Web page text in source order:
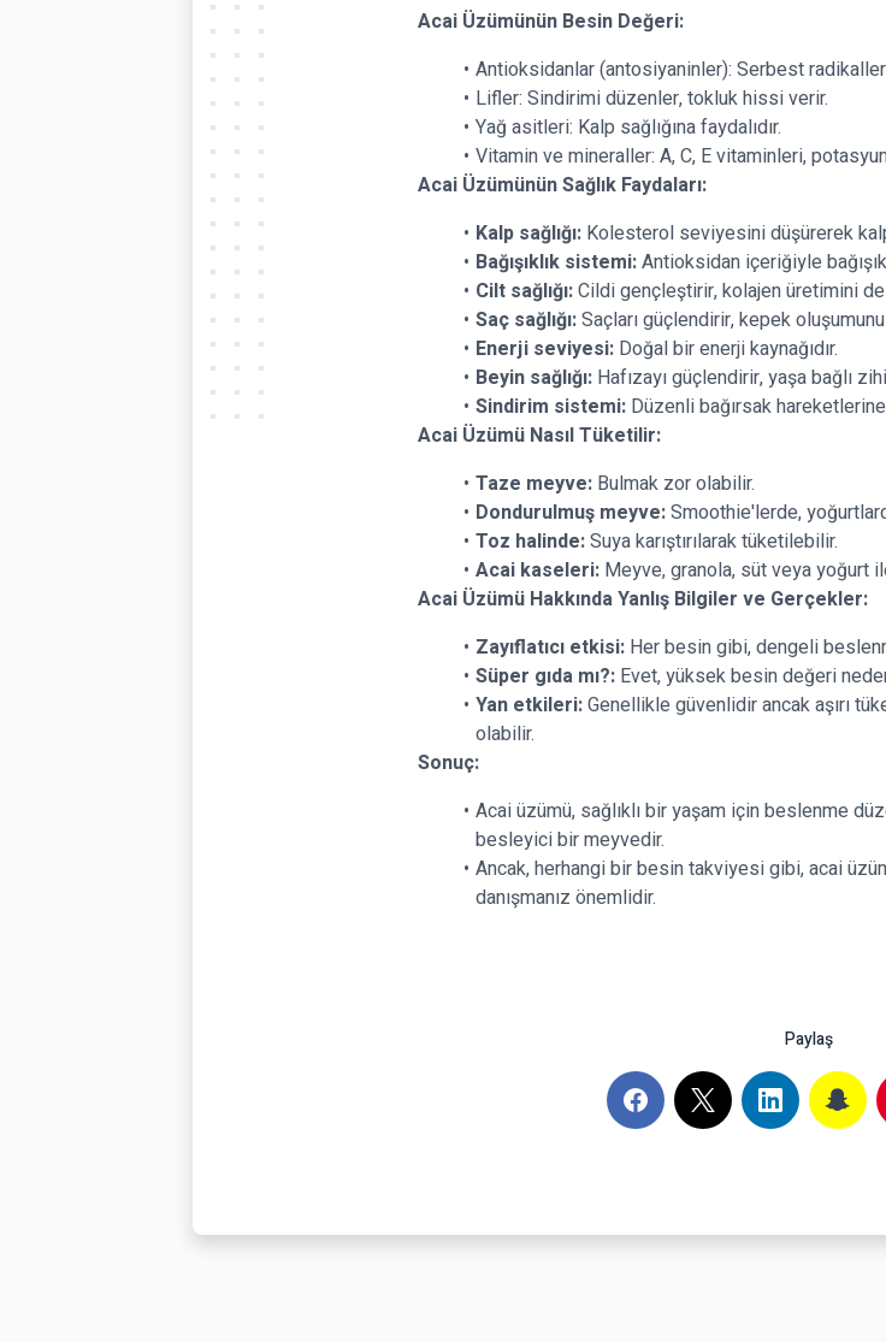
Acai Üzümünün Besin Değeri:
Antioksidanlar (antosiyaninler): Serbest
Lifler: Sindirimi düzenler, tokluk hissi verir.
Yağ asitleri: Kalp sağlığına faydalıdır.
Vitamin ve mineraller: A, C, E vitaminleri,
Acai Üzümünün Sağlık Faydaları:
Kalp sağlığı:Kolesterol seviyesini düşürerek
Bağışıklık sistemi:Antioksidan içeriğiyle
Cilt sağlığı:Cildi gençleştirir, kolajen üretimini
Saç sağlığı:Saçları güçlendirir, kepek
Enerji seviyesi:Doğal bir enerji kaynağıdır.
Beyin sağlığı:Hafızayı güçlendirir, yaşa bağlı
Sindirim sistemi:Düzenli bağırsak hareketlerine
Acai Üzümü Nasıl Tüketilir:
Taze meyve:Bulmak zor olabilir.
Dondurulmuş meyve:Smoothie'lerde,
Toz halinde:Suya karıştırılarak tüketilebilir.
Acai kaseleri:Meyve, granola, süt veya yoğurt
Acai Üzümü Hakkında Yanlış Bilgiler ve Gerçekler:
Zayıflatıcı etkisi:Her besin gibi, dengeli
Süper gıda mı?:Evet, yüksek besin değeri
Yan etkileri:Genellikle güvenlidir ancak aşırı
olabilir.
Sonuç:
Acai üzümü, sağlıklı bir yaşam için beslenme
besleyici bir meyvedir.
Ancak, herhangi bir besin takviyesi gibi, acai
danışmanız önemlidir.
Paylaş